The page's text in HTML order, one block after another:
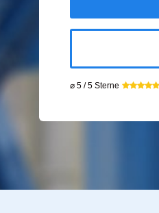
⌀ 5 / 5 Sterne